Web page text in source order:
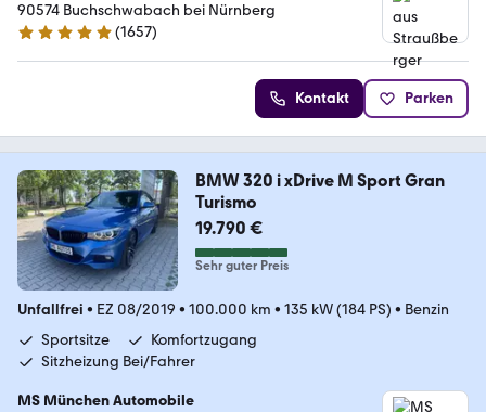
90574 Buchschwabach bei Nürnberg
4.9 Sterne
(1657)
Kontakt Parken
BMW 320 i xDrive M Sport Gran
Turismo
19.790 €
Sehr guter Preis
Unfallfrei • EZ 08/2019 • 100.000 km • 135 kW (184 PS) • Benzin
Sportsitze
Komfortzugang
Sitzheizung Bei/Fahrer
MS München Automobile